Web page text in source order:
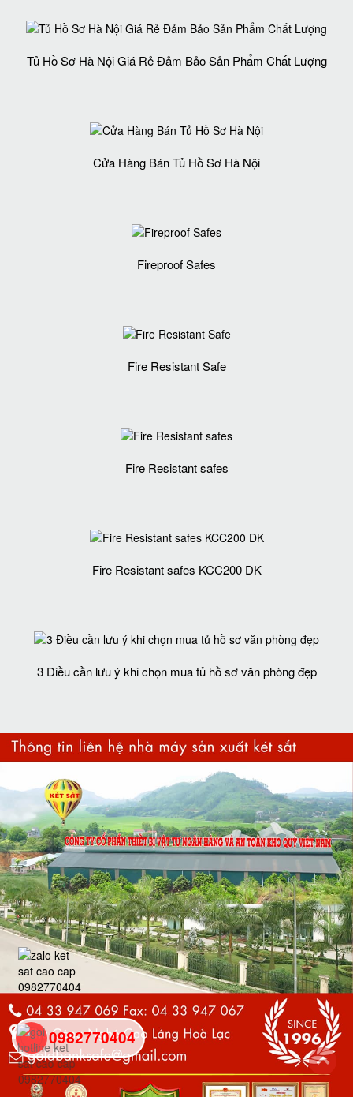
Tủ Hồ Sơ Hà Nội Giá Rẻ Đảm Bảo Sản Phẩm Chất Lượng‎
Cửa Hàng Bán Tủ Hồ Sơ Hà Nội
Fireproof Safes
Fire Resistant Safe
Fire Resistant safes
Fire Resistant safes KCC200 DK
3 Điều cần lưu ý khi chọn mua tủ hồ sơ văn phòng đẹp
0982770404
back